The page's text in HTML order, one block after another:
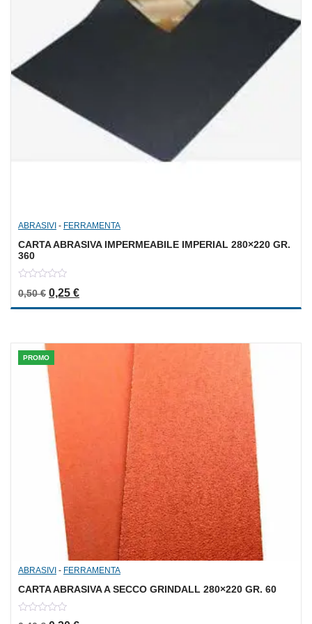
ABRASIVI - FERRAMENTA
CARTA ABRASIVA IMPERMEABILE IMPERIAL 280×220 GR.
360
out
0,50€ Il prezzo originale era: 0,50 €.
0,25 €Il prezzo attuale è: 0,25 €.
PROMO
ABRASIVI - FERRAMENTA
CARTA ABRASIVA A SECCO GRINDALL 280×220 GR. 60